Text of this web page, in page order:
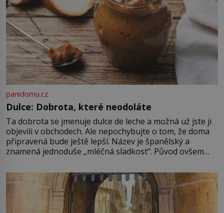
panidomu.cz
Dulce: Dobrota, které neodoláte
Ta dobrota se jmenuje dulce de leche a možná už jste ji
objevili v obchodech. Ale nepochybujte o tom, že doma
připravená bude ještě lepší. Název je španělský a
znamená jednoduše „mléčná sladkost“. Původ ovšem
pře hned několik latinskoamerických zemí a k tomu
Francie, kde se traduje,